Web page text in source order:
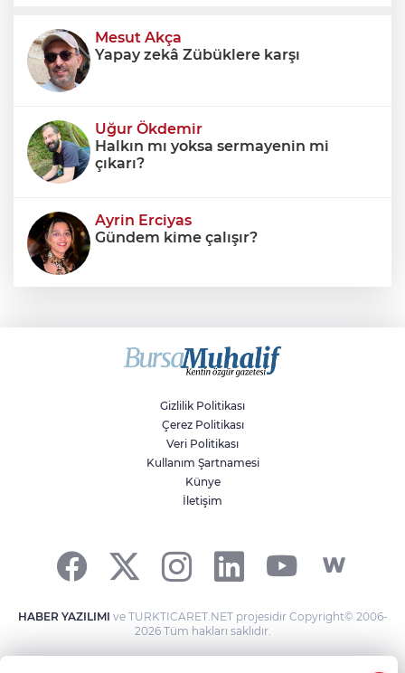
yalnızca bütçe açığına veya resmi borç stok
Mesut Akça
Yapay zekâ Zübüklere karşı
Uğur Ökdemir
Halkın mı yoksa sermayenin mi
çıkarı?
Ayrin Erciyas
Gündem kime çalışır?
Savaşların gölgesinde engellilik,
doğa ve kaybedilen gelecek
Gizlilik Politikası
Çerez Politikası
Veri Politikası
Kullanım Şartnamesi
Künye
İletişim
HABER YAZILIMI ve TURKTICARET.NET projesidir Copyright© 2006-
2026 Tüm hakları saklıdır.